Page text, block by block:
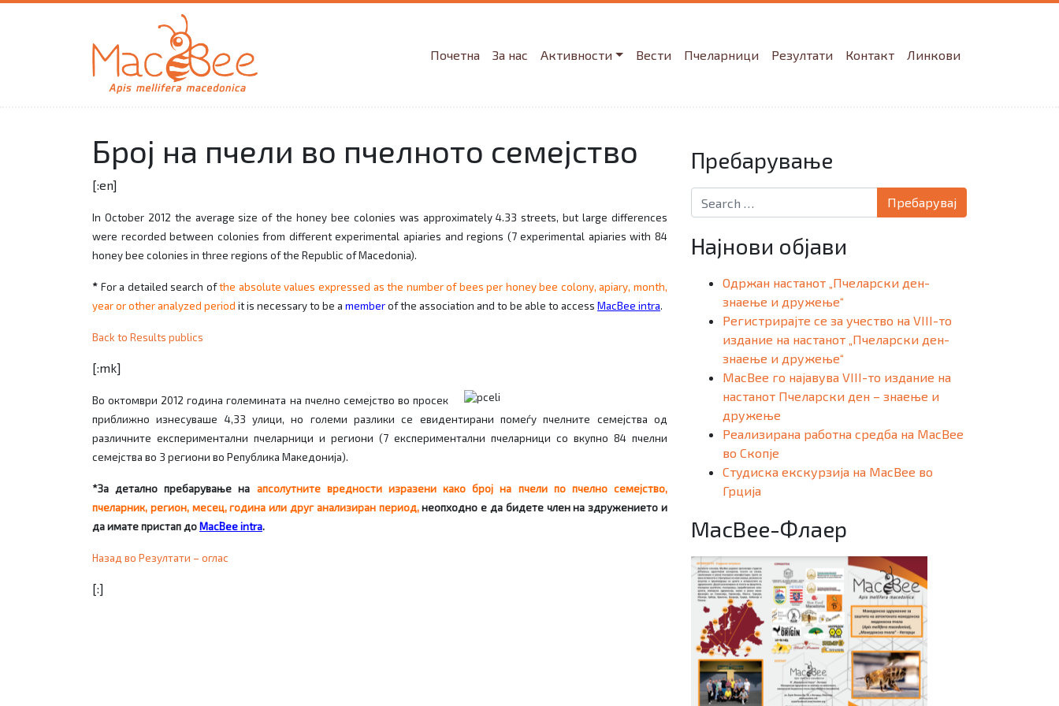
Почетна За нас Активности Вести Пчеларници Резултати Контакт Линкови
Број на пчели во пчелното семејство
[:en]
In October 2012 the average size of the honey bee colonies was approximately 4.33 streets, but large differences
were recorded between colonies from different experimental apiaries and regions (7 experimental apiaries with 84
honey bee colonies in three regions of the Republic of Macedonia).
* For a detailed search ofthe absolute values expressed as the number of bees per honey bee colony, apiary, month,
year or other analyzed period it is necessary to be a memberof the association and to be able to access MacBee intra.
Back to Results publics
[:mk]
Во октомври 2012 година големината на пчелно семејство во просек
приближно изнесуваше 4,33 улици, но големи разлики се евидентирани помеѓу пчелните семејства од
различните експериментални пчеларници и региони (7 експериментални пчеларници со вкупно 84 пчелни
семејства во 3 региони во Република Македонија).
*За детално пребарување на апсолутните вредности изразени како број на пчелипо пчелно семејство,
пчеларник, регион, месец, година или друганализиран период,неопходно е да бидете член на здружението и
да имате пристап доMacBee intra.
Назад во Резултати – оглас
[:]
Пребарување
Search for:
Најнови објави
Одржан настанот „Пчеларски ден-
знаење и дружење“
Регистрирајте се за учество на VIII-то
издание на настанот „Пчеларски ден-
знаење и дружење“
MacBee го најавува VIII-то издание на
настанот Пчеларски ден – знаење и
дружење
Реализирана работна средба на MacBee
во Скопје
Студиска екскурзија на MacBee во
Грција
MacBee-Флаер